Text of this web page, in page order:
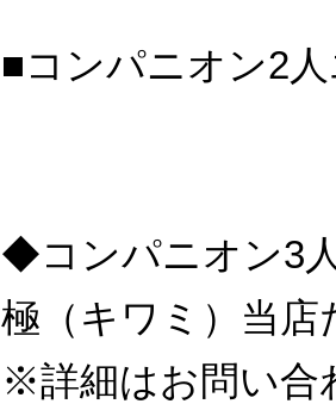
■コンパニオン2
◆コンパニオン3
極（キワミ）当
※詳細はお問い合